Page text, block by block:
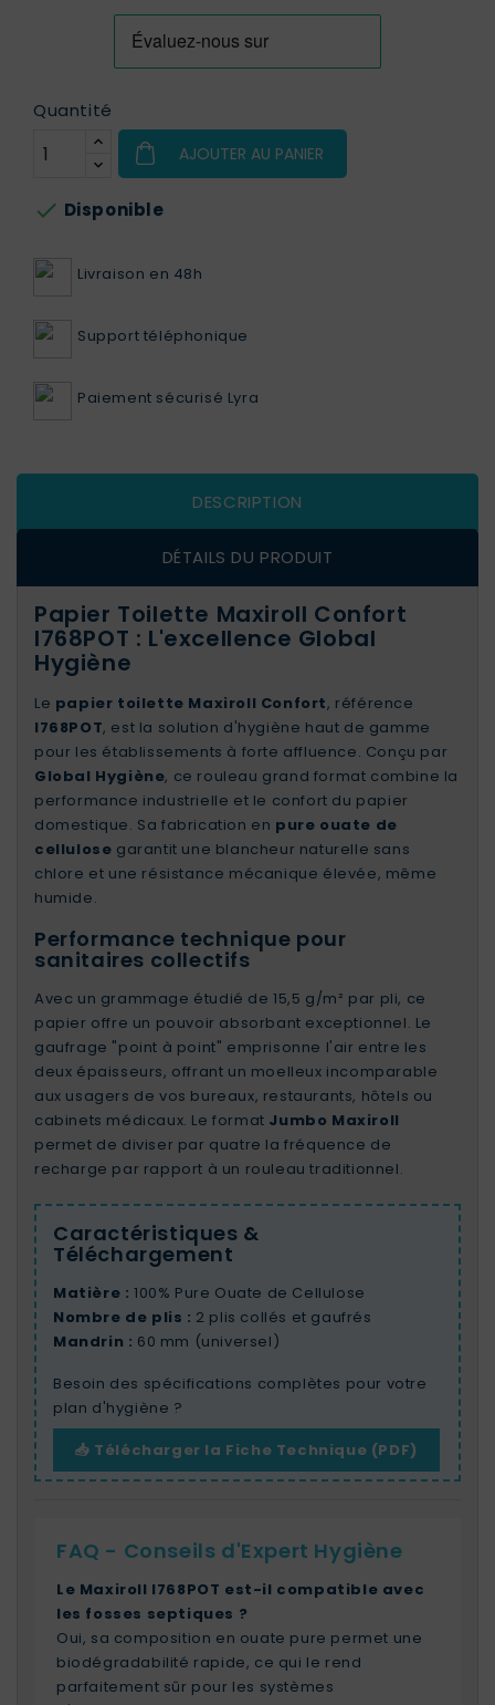
Quantité
AJOUTER AU PANIER
 Disponible
Livraison en 48h
Support téléphonique
Paiement sécurisé Lyra
DESCRIPTION
DÉTAILS DU PRODUIT
Papier Toilette Maxiroll Confort
I768POT : L'excellence Global
Hygiène
Le papier toilette Maxiroll Confort, référence
I768POT, est la solution d'hygiène haut de gamme
pour les établissements à forte affluence. Conçu par
Global Hygiène, ce rouleau grand format combine la
performance industrielle et le confort du papier
domestique. Sa fabrication en pure ouate de
cellulose garantit une blancheur naturelle sans
chlore et une résistance mécanique élevée, même
humide.
Performance technique pour
sanitaires collectifs
Avec un grammage étudié de 15,5 g/m² par pli, ce
papier offre un pouvoir absorbant exceptionnel. Le
gaufrage "point à point" emprisonne l'air entre les
deux épaisseurs, offrant un moelleux incomparable
aux usagers de vos bureaux, restaurants, hôtels ou
cabinets médicaux. Le format Jumbo Maxiroll
permet de diviser par quatre la fréquence de
recharge par rapport à un rouleau traditionnel.
Caractéristiques &
Téléchargement
Matière : 100% Pure Ouate de Cellulose
Nombre de plis : 2 plis collés et gaufrés
Mandrin : 60 mm (universel)
Besoin des spécifications complètes pour votre
plan d'hygiène ?
📥 Télécharger la Fiche Technique (PDF)
FAQ - Conseils d'Expert Hygiène
Le Maxiroll I768POT est-il compatible avec
les fosses septiques ?
Oui, sa composition en ouate pure permet une
biodégradabilité rapide, ce qui le rend
parfaitement sûr pour les systèmes